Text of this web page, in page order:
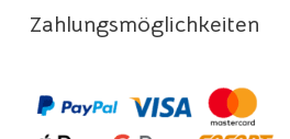
Zahlungsmöglichkeiten